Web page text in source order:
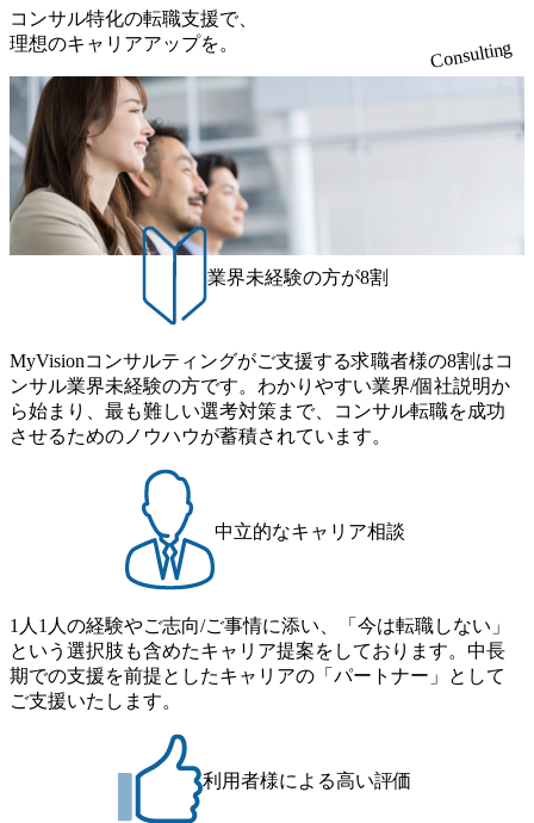
だきます。 アジャイル開発を通じて顧客の要望や提案を柔
軟に取り入れながら改善サイクルを回すため、ご自身の提
案がサービスに直接反映されやすく、高い貢献度を実感で
きます。 ● 勤務地 東京都渋谷区渋谷3丁目6-7 渋谷金王タワ
ー 事業所内禁煙(入居する施設に喫煙専用室あり) ・就業規
則により就業時間内の喫煙を全面的に禁止 ・禁煙サポート
制度あり オンライン ● 必須要件 以下いずれかのご経験をお
持ちの方 ・システム・ソフトウェア開発経験3年以上 ・要
件定義～基本設計など上流経験2年以上 ・PMO経験2年以上
● 歓迎要件 ・要件定義から詳細設計までのいずれかの上流
工程の経験 ・サブリーダー以上のマネジメント経験 ・お客
様との折衝経験、交渉経験 ・組織課題に対して主体的に業
務改善に取り組まれたご経験 ・アジャイル/スクラムへの興
で主体的に動ける方 ・年齢にこだわらず、アドバイスを素
直に受け取れる方 ・推進力のある方
③12時開始 2026年8月10日(月) 16:00 各回50分程度を想定 オ
ンライン 書類選考通過者
社時に10日間の間みっちりとコンサルの基礎を支援)を魅力
に感じ、他Big4ではなくアビームを選ぶ方も多数 アビーム
といえばSAPをはじめとしたシステム、とイメージされる
こともあるが実態としては経営戦略策定や新規事業立案な
どのトップラインを上げるための戦略案件も多く存在 特に
スポーツ&エンターテイメント領域ではBig4に先んじて注力
し、業界内で大きな存在感を誇る 社員の多様化する生活ス
タイルやライフイベントに対応した働きやすい職場環境を
実現するため、さまざまなサポート制度を導入している 多
文化理解や女性の活躍推進などの取り組み、また、フレッ
クス制度やフリーロケーション制度、フルリモート制度な
どの多様な働き方をサポートする制度が整備されている 202
6年8月23日(日) 9:00～18:00終了 2026年8月12日(水) 16:00 202
6年8月23日(日)にSustainable SCM SU 1day選考会を開催いた
します。 当SUは「GlobalでのSCM構築」や「物流・調達コ
ストの構造改革」といった伝統的なテーマに留まらずクラ
イアントがこれから取組むべき「グリーントランスフォー
った社会課題やテーマに対して、グローバル知見と最新の
事例などを基に企業の構造改革と社会価値の創造の取り組
みを行うプロフェッショナルチームです。 今回1day選考対
象となるポジションは下記となります。 ・コンサルタント
(調達改革・設備O&M)【SCS SU】 ・コンサルタント(ECM/
流改革/需給プロセス改革)【SSC SU】 ・SCM/ECMデータ・
プロセス分析・AI活用_Sustainable SCM Strategy Unit(Strategy
Consultant職)≪東京・大阪≫ ・コンサルタント(SCS SUオー
プンポジション)【SCS SU】 ※当日は全体での会社説明な
どはなく、個別選考のみの実施を予定しています ※1名あた
りの拘束時間は1時間～最大2時間半程度を想定しています
※1次面接と最終面接の間をなるべく空けないよう調整して
おりますが、調整が叶わないケースもございます オンライ
れており、これまで多くのNPO・NGOなどの非営利団体に
無償でコンサルティングを提供している。 2026年8月29日
(土) の対面Kick-offイベントを皮切りに1か月程度のプログラ
ム ※初回プログラム : 8月29日(土)10:00～13:30 2026年8月12
日(水) 16:00 Bain & Company Tokyoでは、「Tokyo Be Bold Pr
ogram (女性候補者向け選考支援プログラム)」を実施いたし
ます。クライアントに斬新なソリューションを提供し、複
雑な経営課題を解決するために、チームのダイバーシティ
は欠かせません。是非、ユニークな視点と高い志を持つ女
性の皆様に多数ご参画頂きたいと考え、プログラムを開催
性はどのように活躍をしているのか」、「ケース面接の経
験がなく対策の仕方が知りたい」などのお声をたくさんい
食事などのカジュアルな交流、実際のプロジェクトのケー
ススタディ、1対1の模擬面接等、複数のセッションを約1か
月の期間に渡り行い、選考にご参加いただきます。コンサ
ルタント未経験の方でも、戦略コンサルタントの具体的な
仕事内容からお話をさせていただきますので、戦略コンサ
ルティングにご興味をお持ちの方は、この機会にぜひご応
にはWebテストを8月20日までに受験いただきます ・8月21
日までにプログラム参加者をご案内します ・初回プログラ
ム : 8月29日(土)10:00～13:30 @ベイン東京オフィス(六本木)
・プログラム期間中はコンサルタントとの食事会、プロジ
ェクトのご紹介、ケースワークショップなどを実施します
・10月17日(土)開催の選考会にて採用面接を実施する予定で
す ※ご都合が合わない方は別途調整いたします 初回プロ
ラインまたはオフラインの実施 ※東京オフィスのみのご応
募となります。他オフィス希望を含めたご応募はお受けい
たしかねますのでご了承ください ● フルタイムでの職務経
コンサル特化の転職支援で、
理想のキャリアアップを。
Consulting
業界未経験の方が8割
MyVisionコンサルティングがご支援する求職者様の8割はコ
ンサル業界未経験の方です。わかりやすい業界/個社説明か
ら始まり、最も難しい選考対策まで、コンサル転職を成功
させるためのノウハウが蓄積されています。
中立的なキャリア相談
1人1人の経験やご志向/ご事情に添い、「今は転職しない」
という選択肢も含めたキャリア提案をしております。中長
期での支援を前提としたキャリアの「パートナー」として
ご支援いたします。
利用者様による高い評価